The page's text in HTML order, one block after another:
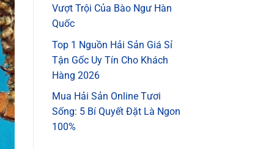
Vượt Trội Của Bào Ngư Hàn
Quốc
Top 1 Nguồn Hải Sản Giá Sỉ
Tận Gốc Uy Tín Cho Khách
Hàng 2026
Mua Hải Sản Online Tươi
Sống: 5 Bí Quyết Đặt Là Ngon
100%